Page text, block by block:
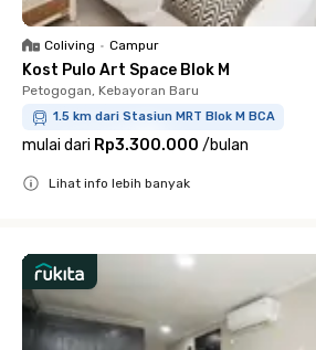
Coliving • Campur
Kost Pulo Art Space Blok M
Petogogan, Kebayoran Baru
1.5 km dari Stasiun MRT Blok M BCA
mulai dari Rp3.300.000 /bulan
Lihat info lebih banyak